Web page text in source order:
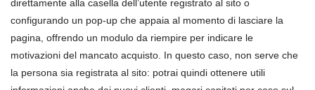
direttamente alla casella dell’utente registrato al sito o
configurando un pop-up che appaia al momento di lasciare la
pagina, offrendo un modulo da riempire per indicare le
motivazioni del mancato acquisto. In questo caso, non serve che
la persona sia registrata al sito: potrai quindi ottenere utili